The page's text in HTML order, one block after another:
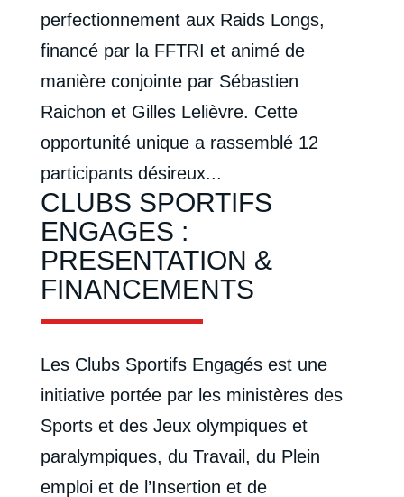
perfectionnement aux Raids Longs,
financé par la FFTRI et animé de
manière conjointe par Sébastien
Raichon et Gilles Lelièvre. Cette
opportunité unique a rassemblé 12
participants désireux...
CLUBS SPORTIFS
ENGAGES :
PRESENTATION &
FINANCEMENTS
Les Clubs Sportifs Engagés est une
initiative portée par les ministères des
Sports et des Jeux olympiques et
paralympiques, du Travail, du Plein
emploi et de l’Insertion et de